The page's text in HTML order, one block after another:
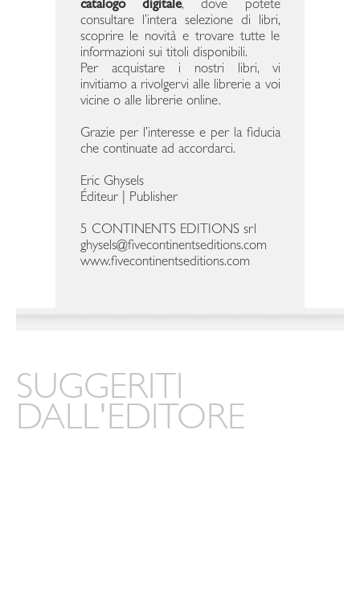
catalogo digitale, dove potete
consultare l’intera selezione di libri,
scoprire le novità e trovare tutte le
informazioni sui titoli disponibili.
Per acquistare i nostri libri, vi
invitiamo a rivolgervi alle librerie a voi
vicine o alle librerie online.
Grazie per l’interesse e per la fiducia
che continuate ad accordarci.
Eric Ghysels
Éditeur | Publisher
5 CONTINENTS EDITIONS srl
ghysels@fivecontinentseditions.com
www.fivecontinentseditions.com
SUGGERITI
DALL'EDITORE